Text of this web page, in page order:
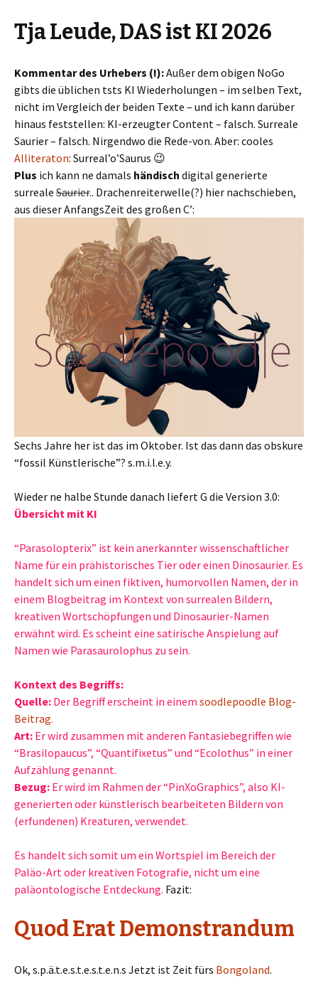
Tja Leude, DAS ist KI 2026
Kommentar des Urhebers (!):Außer dem obigen NoGo
gibts die üblichen tsts KI Wiederholungen – im selben Text,
nicht im Vergleich der beiden Texte – und ich kann darüber
hinaus feststellen: KI-erzeugter Content – falsch. Surreale
Saurier – falsch. Nirgendwo die Rede-von. Aber: cooles
Alliteraton: Surreal’o’Saurus 😉
Plus ich kann ne damals händisch digital generierte
surreale Saurier.. Drachenreiterwelle(?) hier nachschieben,
aus dieser AnfangsZeit des großen C’:
Sechs Jahre her ist das im Oktober. Ist das dann das obskure
“fossil Künstlerische”? s.m.i.l.e.y.
Wieder ne halbe Stunde danach liefert G die Version 3.0:
Übersicht mit KI
“Parasolopterix” ist kein anerkannter wissenschaftlicher
Name für ein prähistorisches Tier oder einen Dinosaurier. Es
handelt sich um einen fiktiven, humorvollen Namen, der in
einem Blogbeitrag im Kontext von surrealen Bildern,
kreativen Wortschöpfungen und Dinosaurier-Namen
erwähnt wird. Es scheint eine satirische Anspielung auf
Namen wie Parasaurolophus zu sein.
Kontext des Begriffs:
Quelle: Der Begriff erscheint in einem soodlepoodle Blog-
Beitrag.
Art: Er wird zusammen mit anderen Fantasiebegriffen wie
“Brasilopaucus”, “Quantifixetus” und “Ecolothus” in einer
Aufzählung genannt.
Bezug: Er wird im Rahmen der “PinXoGraphics”, also KI-
generierten oder künstlerisch bearbeiteten Bildern von
(erfundenen) Kreaturen, verwendet.
Es handelt sich somit um ein Wortspiel im Bereich der
Paläo-Art oder kreativen Fotografie, nicht um eine
paläontologische Entdeckung. Fazit:
Quod Erat Demonstrandum
Ok, s.p.ä.t.e.s.t.e.s.t.e.n.s Jetzt ist Zeit fürs Bongoland.